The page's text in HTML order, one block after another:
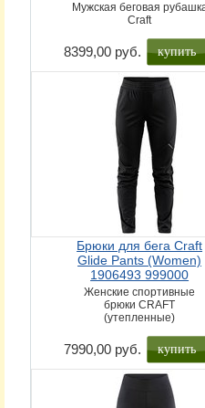
Мужская беговая
Craft
8399,00 руб. купить
Брюки для бега Craft
Glide Pants (Women)
1906493 999000
Женские спортивные
брюки CRAFT
(утепленные)
7990,00 руб. купить